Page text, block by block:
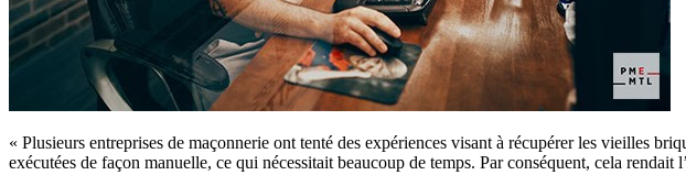
« Plusieurs entreprises de maçonnerie ont tenté des expériences visant à récupérer les vieilles
exécutées de façon manuelle, ce qui nécessitait beaucoup de temps. Par conséquent, cela rendait